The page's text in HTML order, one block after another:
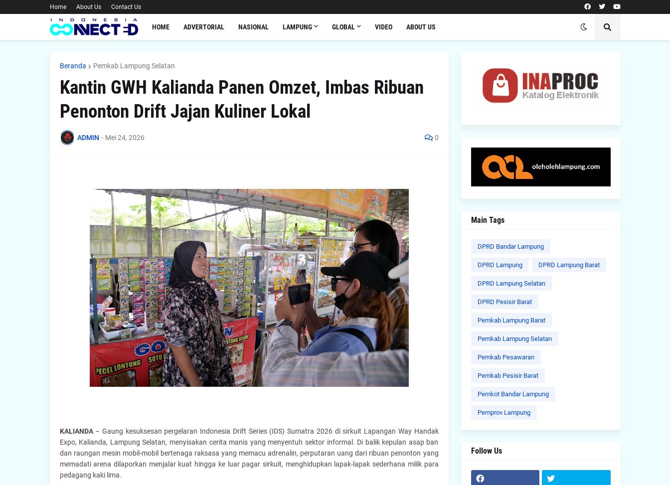
Home About Us Contact Us
HOME ADVERTORIAL NASIONAL LAMPUNG GLOBAL VIDEO ABOUT US
Beranda Pemkab Lampung Selatan
Kantin GWH Kalianda Panen Omzet, Imbas Ribuan
Penonton Drift Jajan Kuliner Lokal
ADMIN - Mei 24, 2026 0
KALIANDA– Gaung kesuksesan pergelaran Indonesia Drift Series (IDS) Sumatra 2026 di sirkuit Lapangan Way Handak
Expo, Kalianda, Lampung Selatan, menyisakan cerita manis yang menyentuh sektor informal. Di balik kepulan asap ban
dan raungan mesin mobil-mobil bertenaga raksasa yang memacu adrenalin, perputaran uang dari ribuan penonton yang
memadati arena dilaporkan menjalar kuat hingga ke luar pagar sirkuit, menghidupkan lapak-lapak sederhana milik para
pedagang kaki lima.
Main Tags
DPRD Bandar Lampung
DPRD Lampung DPRD Lampung Barat
DPRD Lampung Selatan
DPRD Pesisir Barat
Pemkab Lampung Barat
Pemkab Lampung Selatan
Pemkab Pesawaran
Pemkab Pesisir Barat
Pemkot Bandar Lampung
Pemprov Lampung
Follow Us